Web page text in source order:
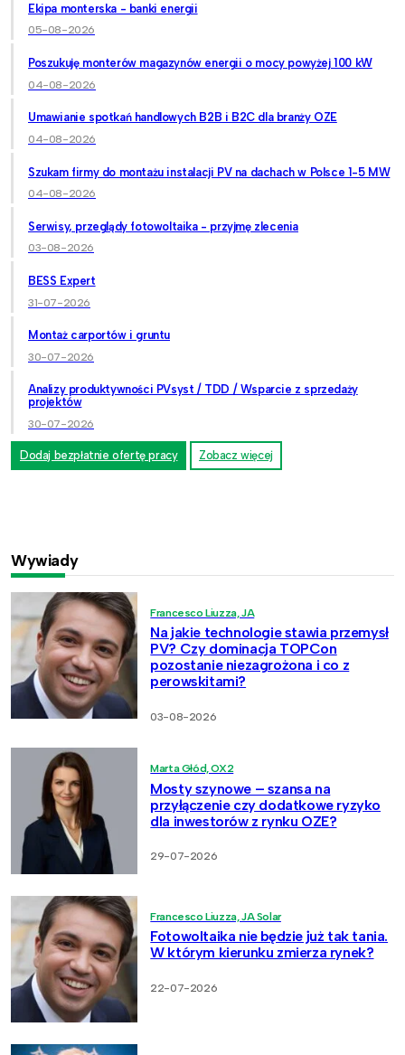
Ekipa monterska - banki energii
05-08-2026
Poszukuję monterów magazynów energii o mocy powyżej 100 kW
04-08-2026
Umawianie spotkań handlowych B2B i B2C dla branży OZE
04-08-2026
Szukam firmy do montażu instalacji PV na dachach w Polsce 1-5 MW
04-08-2026
Serwisy, przeglądy fotowoltaika - przyjmę zlecenia
03-08-2026
BESS Expert
31-07-2026
Montaż carportów i gruntu
30-07-2026
Analizy produktywności PVsyst / TDD / Wsparcie z sprzedaży
projektów
30-07-2026
Dodaj bezpłatnie ofertę pracy Zobacz więcej
Wywiady
Francesco Liuzza, JA
Na jakie technologie stawia przemysł
PV? Czy dominacja TOPCon
pozostanie niezagrożona i co z
perowskitami?
03-08-2026
Marta Głód, OX2
Mosty szynowe – szansa na
przyłączenie czy dodatkowe ryzyko
dla inwestorów z rynku OZE?
29-07-2026
Francesco Liuzza, JA Solar
Fotowoltaika nie będzie już tak tania.
W którym kierunku zmierza rynek?
22-07-2026